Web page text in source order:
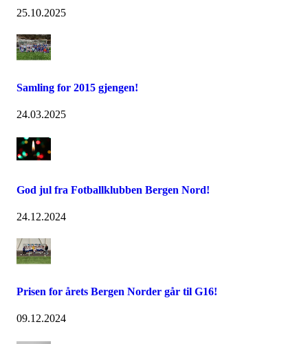
25.10.2025
Samling for 2015 gjengen!
24.03.2025
God jul fra Fotballklubben Bergen Nord!
24.12.2024
Prisen for årets Bergen Norder går til G16!
09.12.2024